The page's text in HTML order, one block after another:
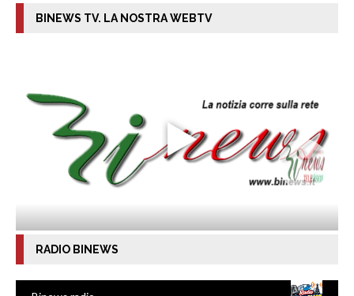
BINEWS TV. LA NOSTRA WEBTV
RADIO BINEWS